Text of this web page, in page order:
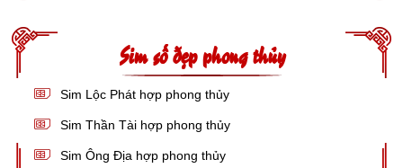
Sim số đẹp phong thủy
Sim Lộc Phát hợp phong thủy
Sim Thần Tài hợp phong thủy
Sim Ông Địa hợp phong thủy